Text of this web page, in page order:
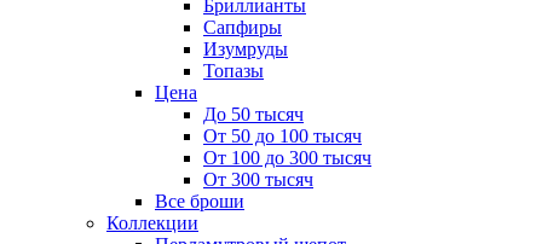
Бриллианты
Сапфиры
Изумруды
Топазы
Цена
До 50 тысяч
От 50 до 100 тысяч
От 100 до 300 тысяч
От 300 тысяч
Все броши
Коллекции